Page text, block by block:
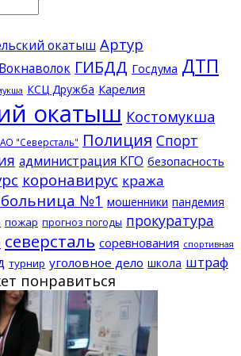
окатыш Артур
Вокнаволок ГИБДД Госдума ДТП
КСЦ Дружба Карелия
окатыш Костомукша
"Северсталь" Полиция Спорт
администрация КГО безопасность
коронавирус кража
№1 мошенники пандемия
пожар прогноз погоды прокуратура
северсталь соревнования спортивная
турнир уголовное дело школа штраф
понравиться